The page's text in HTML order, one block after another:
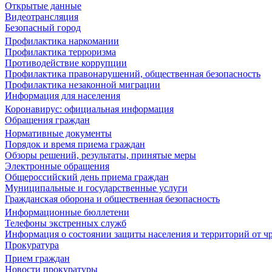
Открытые данные
Видеотрансляция
Безопасный город
Профилактика наркомании
Профилактика терроризма
Противодействие коррупции
Профилактика правонарушений, общественная безопасность
Профилактика незаконной миграции
Информация для населения
Коронавирус: официальная информация
Обращения граждан
Нормативные документы
Порядок и время приема граждан
Обзоры решений, результаты, принятые меры
Электронные обращения
Общероссийский день приема граждан
Муниципальные и государственные услуги
Гражданская оборона и общественная безопасность
Информационные бюллетени
Телефоны экстренных служб
Информация о состоянии защиты населения и территорий от
Прокуратура
Прием граждан
Новости прокуратуры